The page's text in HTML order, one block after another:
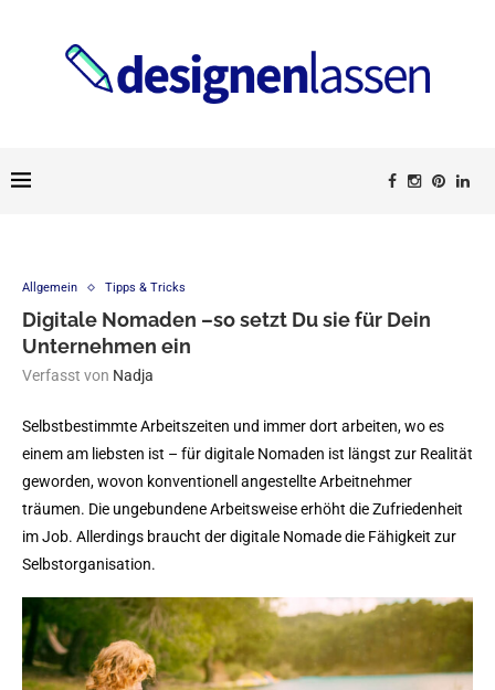
Allgemein Tipps & Tricks
Digitale Nomaden –so setzt Du sie für Dein
Unternehmen ein
Verfasst von Nadja
Selbstbestimmte Arbeitszeiten und immer dort arbeiten, wo es
einem am liebsten ist – für digitale Nomaden ist längst zur Realität
geworden, wovon konventionell angestellte Arbeitnehmer
träumen. Die ungebundene Arbeitsweise erhöht die Zufriedenheit
im Job. Allerdings braucht der digitale Nomade die Fähigkeit zur
Selbstorganisation.